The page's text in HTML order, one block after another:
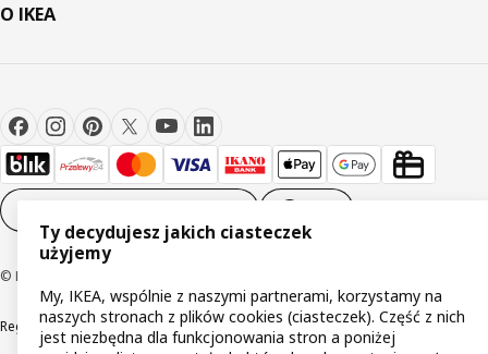
O IKEA
© Inter IKEA Systems B.V 1999-2026
RegulaminyPolityka prywatnościWycofane produkty
Ty decydujesz jakich ciasteczek
użyjemy
My, IKEA, wspólnie z naszymi partnerami, korzystamy na
naszych stronach z plików cookies (ciasteczek). Część z nich
jest niezbędna dla funkcjonowania stron a poniżej